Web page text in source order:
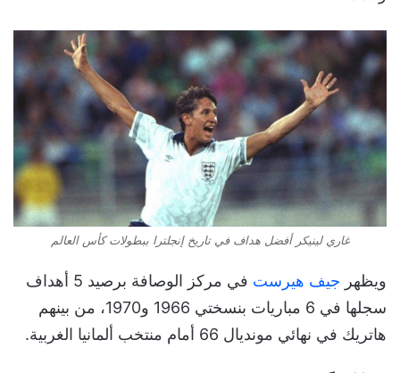
غاري لينيكر أفضل هداف في تاريخ إنجلترا ببطولات كأس العالم
ويظهر جيف هيرست
في مركز الوصافة برصيد 5 أهداف
سجلها في 6 مباريات بنسختي 1966 و1970، من بينهم
هاتريك في نهائي مونديال 66 أمام منتخب ألمانيا الغربية.